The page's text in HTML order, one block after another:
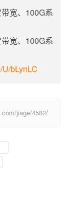
宽、100G系
宽、100G系
bLynLC
jiage/4582/